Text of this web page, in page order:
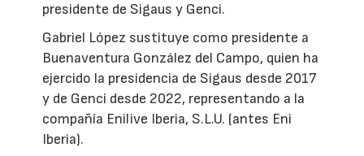
presidente de Sigaus y Genci.
Gabriel López sustituye como presidente a
Buenaventura González del Campo, quien ha
ejercido la presidencia de Sigaus desde 2017
y de Genci desde 2022, representando a la
compañía Enilive Iberia, S.L.U. (antes Eni
Iberia).